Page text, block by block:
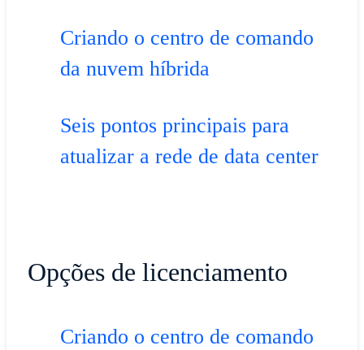
Criando o centro de comando
da nuvem híbrida
Seis pontos principais para
atualizar a rede de data center
Opções de licenciamento
Criando o centro de comando